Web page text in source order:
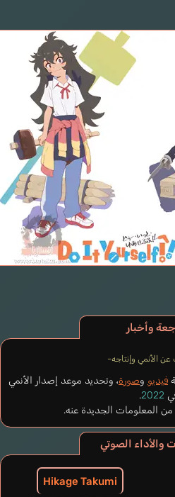
وأخبار
الأنمي وإنتاجه-
فيديو وصورة، وتحديد موعد إصدار الأنمي
2022
.
من المعلومات الجديدة عنه.
والأداء الصوتي
Hikage Takumi